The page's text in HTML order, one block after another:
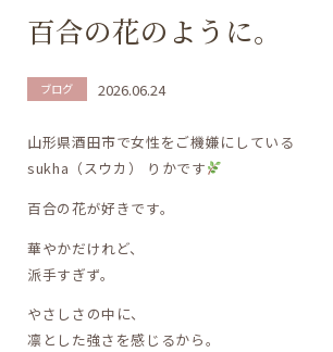
百合の花のように。
ブログ 2026.06.24
山形県酒田市で女性をご機嫌にしている
sukha（スウカ） りかです
百合の花が好きです。
華やかだけれど、
派手すぎず。
やさしさの中に、
凛とした強さを感じるから。